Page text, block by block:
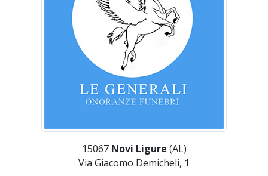
15067 Novi Ligure (AL)
Via Giacomo Demicheli, 1